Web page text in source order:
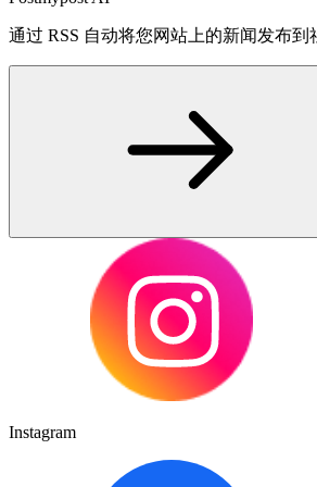
通过 RSS 自动将您网站上的新闻发布到
Instagram